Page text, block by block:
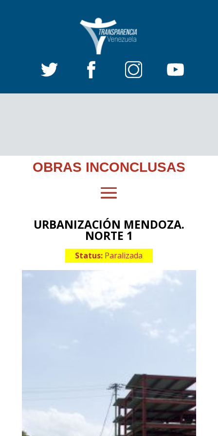
OBRAS INCONCLUSAS
URBANIZACIÓN MENDOZA.
NORTE 1
Status: Paralizada